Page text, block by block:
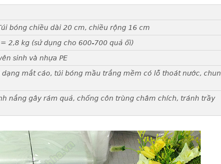
bóng chiều dài 20 cm, chiều rộng 16 cm
2,8 kg (sử dụng cho 600-700 quả ổi)
sinh và nhựa PE
mắt cáo, túi bóng mầu trắng mềm có lỗ thoát nước, chun
nắng gây rám quả, chống côn trùng châm chích, tránh trầy